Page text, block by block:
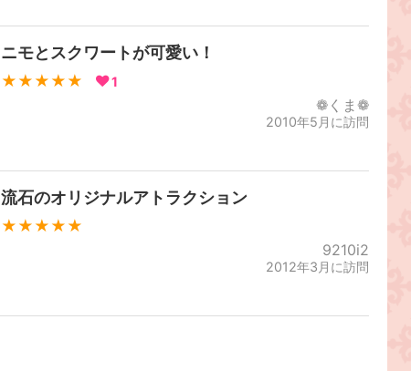
ニモとスクワートが可愛い！
★★★★★ 1
❁くま❁
2010年5月に訪問
流石のオリジナルアトラクション
★★★★★
9210i2
2012年3月に訪問